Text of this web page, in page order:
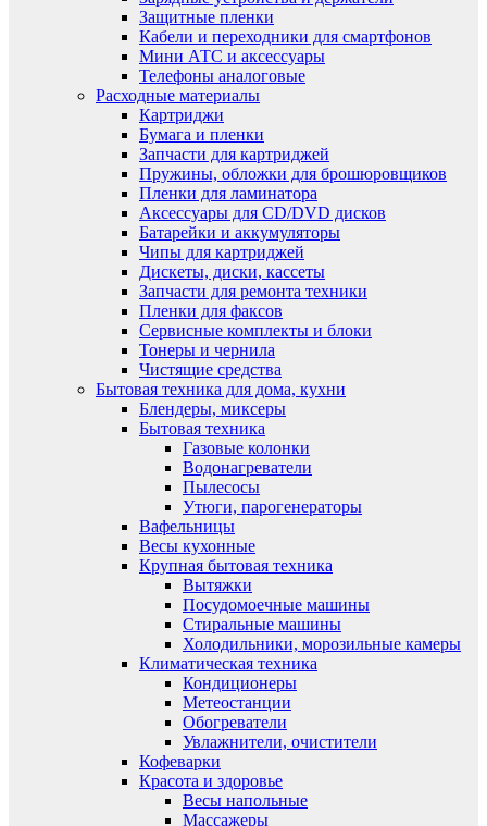
Защитные пленки
Кабели и переходники для смартфонов
Мини АТС и аксессуары
Телефоны аналоговые
Расходные материалы
Картриджи
Бумага и пленки
Запчасти для картриджей
Пружины, обложки для брошюровщиков
Пленки для ламинатора
Аксессуары для CD/DVD дисков
Батарейки и аккумуляторы
Чипы для картриджей
Дискеты, диски, кассеты
Запчасти для ремонта техники
Пленки для факсов
Сервисные комплекты и блоки
Тонеры и чернила
Чистящие средства
Бытовая техника для дома, кухни
Блендеры, миксеры
Бытовая техника
Газовые колонки
Водонагреватели
Пылесосы
Утюги, парогенераторы
Вафельницы
Весы кухонные
Крупная бытовая техника
Вытяжки
Посудомоечные машины
Стиральные машины
Холодильники, морозильные камеры
Климатическая техника
Кондиционеры
Метеостанции
Обогреватели
Увлажнители, очистители
Кофеварки
Красота и здоровье
Весы напольные
Массажеры